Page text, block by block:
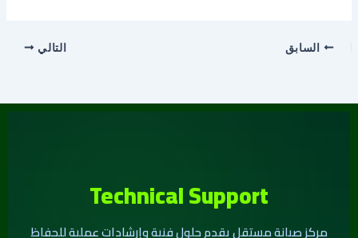
السابق التالي
Technical Support
مركز صيانة مستقل يقدم حلول فنية وإرشادات عملية للحفاظ